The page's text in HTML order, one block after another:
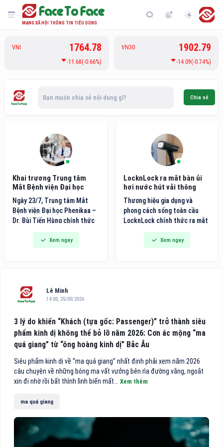
MẠNG XÃ HỘI THÔNG TIN TIÊU DÙNG
VNI 1764.78
-11.68(-0.66%)
VN30 1902.79
-14.09(-0.74%)
Bạn muốn chia sẻ nội dung gì? Chia sẻ
Khai trương Trung tâm
Mắt Bệnh viện Đại học
Phenikaa
Ngày 23/7, Trung tâm Mắt
Bệnh viện Đại học Phenikaa –
Dr. Bùi Tiến Hùng chính thức
đi vào hoạt động, đánh dấu
bước phát triển quan trọng
trong chiến lược hoàn thiện hệ
địa chỉ khám, điều trị và phẫu
thuật mắt chất lượng cao
chuyên sâu.
Xem ngay
LocknLock ra mắt bàn ủi
hơi nước hút vải thông
minh thế hệ mới
Thương hiệu gia dụng và
phong cách sống toàn cầu
LocknLock chính thức ra mắt
dòng bàn ủi hơi nước cầm tay
thế hệ mới tích hợp công nghệ
hút vải thông minh, hướng đến
Xem ngay
Lê Minh
14:00, 25/05/2026
3 lý do khiến “Khách (tựa gốc: Passenger)” trở thành siêu
phẩm kinh dị không thể bỏ lỡ năm 2026: Cơn ác mộng “ma
quá giang” từ “ông hoàng kinh dị” Bắc Âu
Siêu phẩm kinh dị về “ma quá giang” nhất định phải xem năm 2026
câu chuyện về những bóng ma vất vưởng bên rìa đường vắng, ngoắt
xin đi nhờ rồi bất thình lình biến mất... Xem thêm
ma quá giang